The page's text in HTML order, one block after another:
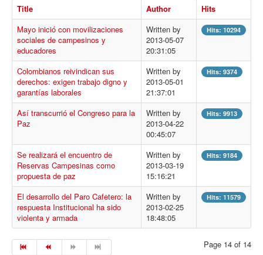
Derechos
Reportajes
Procesos
Cultura
Región
Multimedia
La Agenda
Title Author
Hits
Mayo inició con movilizaciones
sociales de campesinos y
educadores
Written by
2013-05-07
20:31:05
Hits: 10294
Colombianos reivindican sus
derechos: exigen trabajo digno y
garantías laborales
Written by
2013-05-01
21:37:01
Hits: 9374
Así transcurrió el Congreso para la
Paz
Written by
2013-04-22
00:45:07
Hits: 9913
Se realizará el encuentro de
Reservas Campesinas como
propuesta de paz
Written by
2013-03-19
15:16:21
Hits: 9184
El desarrollo del Paro Cafetero: la
respuesta Institucional ha sido
violenta y armada
Written by
2013-02-25
18:48:05
Hits: 11579
Page 14 of 14